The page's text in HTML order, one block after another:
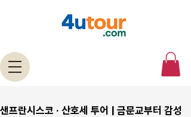
샌프란시스코 · 산호세 투어 | 금문교부터 감성